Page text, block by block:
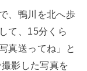
、鴨川を北へ歩
て、15分くら
真送ってね」と
影した写真を